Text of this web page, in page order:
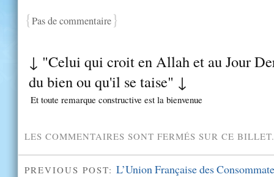
{Pas de commentaire}
↓ "Celui qui croit en Allah et au Jour
du bien ou qu'il se taise" ↓
Et toute remarque constructive est la bienvenue
LES COMMENTAIRES SONT FERMÉS SUR CE BILLET.
PREVIOUS POST: L’Union Française des